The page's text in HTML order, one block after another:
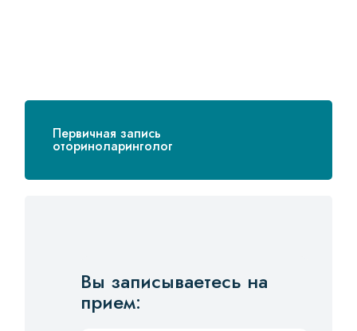
Первичная запись
оториноларинголог
Вы записываетесь на
прием: